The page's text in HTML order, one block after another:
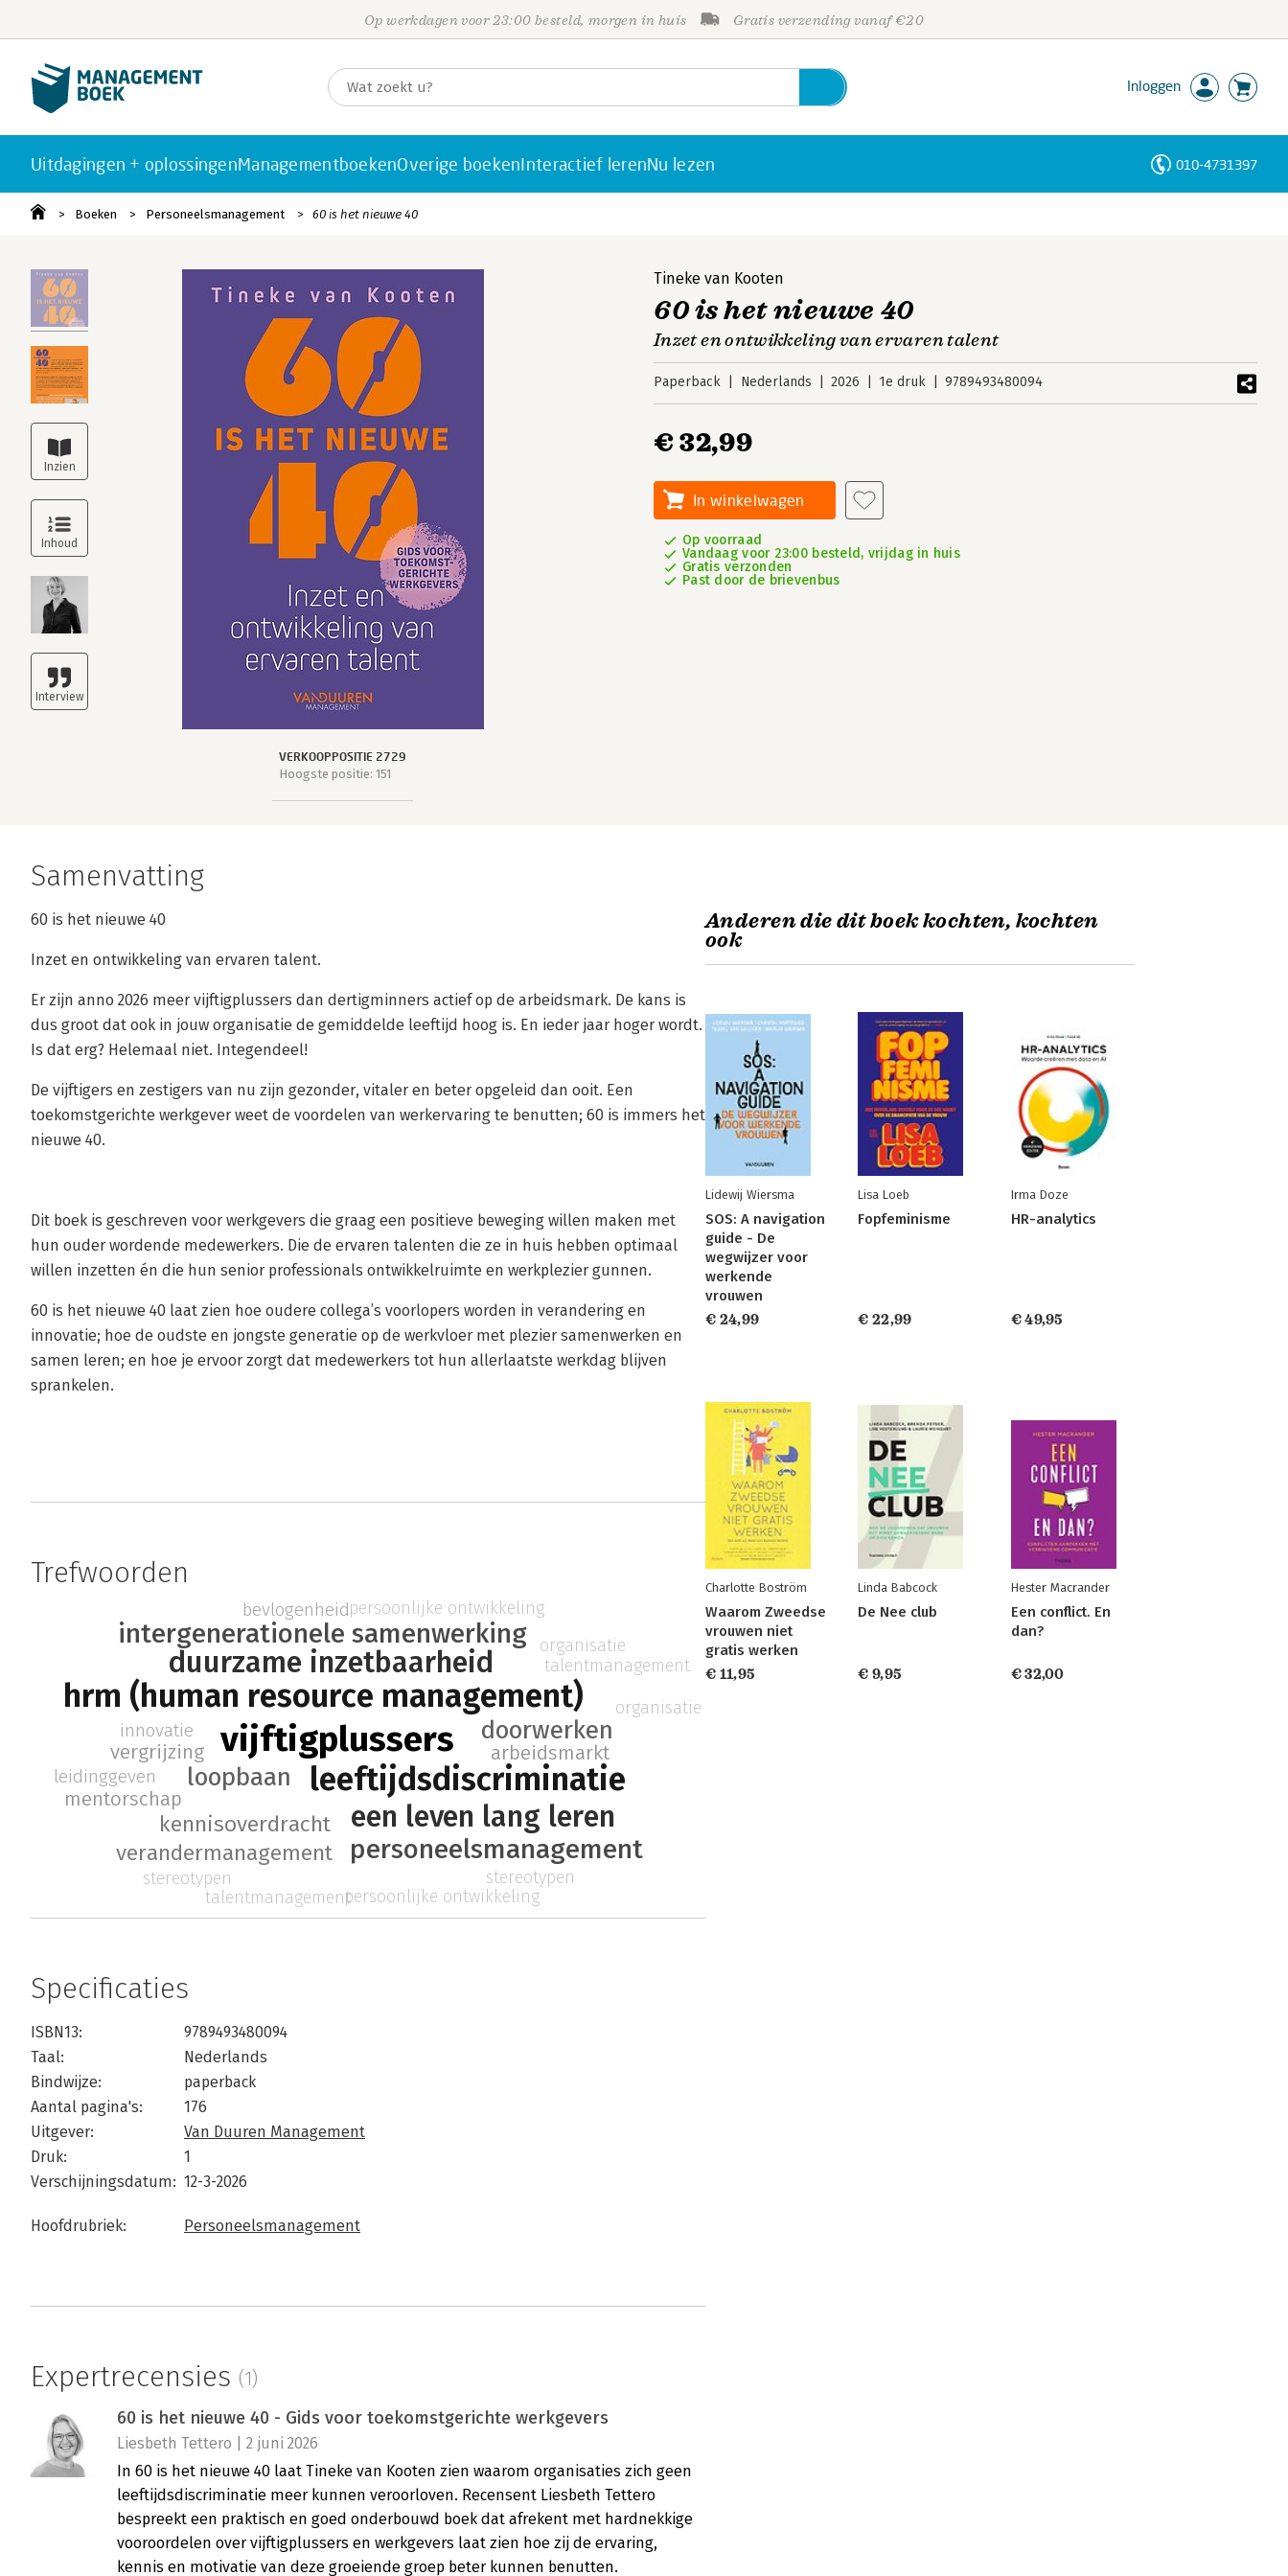
Op werkdagen voor 23:00 besteld, morgen in huis Gratis verzending vanaf €20
Inloggen
Uitdagingen + oplossingenManagementboekenOverige boekenInteractief lerenNu lezen 010-4731397
Boeken Personeelsmanagement 60 is het nieuwe 40
VERKOOPPOSITIE 2729
Hoogste positie: 151
Tineke van Kooten
60 is het nieuwe 40
Inzet en ontwikkeling van ervaren talent
Paperback Nederlands 2026 1e druk 9789493480094
€ 32,99
In winkelwagen
Op voorraad
Vandaag voor 23:00 besteld, vrijdag in huis
Gratis verzonden
Past door de brievenbus
Samenvatting
60 is het nieuwe 40
Inzet en ontwikkeling van ervaren talent.
Er zijn anno 2026 meer vijftigplussers dan dertigminners actief op de arbeidsmark. De kans is
dus groot dat ook in jouw organisatie de gemiddelde leeftijd hoog is. En ieder jaar hoger wordt.
Is dat erg? Helemaal niet. Integendeel!
De vijftigers en zestigers van nu zijn gezonder, vitaler en beter opgeleid dan ooit. Een
toekomstgerichte werkgever weet de voordelen van werkervaring te benutten; 60 is immers het
nieuwe 40.
Dit boek is geschreven voor werkgevers die graag een positieve beweging willen maken met
hun ouder wordende medewerkers. Die de ervaren talenten die ze in huis hebben optimaal
willen inzetten én die hun senior professionals ontwikkelruimte en werkplezier gunnen.
60 is het nieuwe 40 laat zien hoe oudere collega’s voorlopers worden in verandering en
innovatie; hoe de oudste en jongste generatie op de werkvloer met plezier samenwerken en
samen leren; en hoe je ervoor zorgt dat medewerkers tot hun allerlaatste werkdag blijven
sprankelen.
Trefwoorden
vijftigplussers
hrm (human resource management)
leeftijdsdiscriminatie
duurzame inzetbaarheid
een leven lang leren
intergenerationele samenwerking
personeelsmanagement
loopbaan
doorwerken
kennisoverdracht
verandermanagement
arbeidsmarkt
vergrijzing
mentorschap
leidinggeven
innovatie
bevlogenheidpersoonlijke ontwikkeling
organisatie
talentmanagement
stereotypen
persoonlijke ontwikkeling
organisatie
talentmanagement
stereotypen
Specificaties
ISBN13:
9789493480094
Taal:
Nederlands
Bindwijze:
paperback
Aantal pagina's:
176
Uitgever:
Van Duuren Management
Druk:
1
Verschijningsdatum: 12-3-2026
Hoofdrubriek: Personeelsmanagement
Expertrecensies (1)
60 is het nieuwe 40 - Gids voor toekomstgerichte werkgevers
Liesbeth Tettero | 2 juni 2026
In 60 is het nieuwe 40 laat Tineke van Kooten zien waarom organisaties zich geen
leeftijdsdiscriminatie meer kunnen veroorloven. Recensent Liesbeth Tettero
bespreekt een praktisch en goed onderbouwd boek dat afrekent met hardnekkige
vooroordelen over vijftigplussers en werkgevers laat zien hoe zij de ervaring,
kennis en motivatie van deze groeiende groep beter kunnen benutten.
Anderen die dit boek kochten, kochten
ook
Lidewij Wiersma
SOS: A navigation
guide - De
wegwijzer voor
werkende
vrouwen
€ 24,99
Lisa Loeb
Fopfeminisme
€ 22,99
Irma Doze
HR-analytics
€ 49,95
Charlotte Boström
Waarom Zweedse
vrouwen niet
gratis werken
€ 11,95
Linda Babcock
De Nee club
€ 9,95
Hester Macrander
Een conflict. En
dan?
€ 32,00
Personen